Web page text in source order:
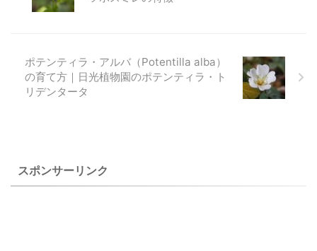
になっているようで、現在出
自宅で２０１７年２月１８日
に撮影したものです。 コシノ
コバイモ（越の小貝母）の特
母） ２００ ...
その場所がお気に入りのよう
で、１０年以上少しずつ殖え
ながら花を見ることができて
ポテンティラ・アルバ（Potentilla alba）
の育て方｜日光植物園のポテンティラ・ト
リデンタータ
スポンサーリンク